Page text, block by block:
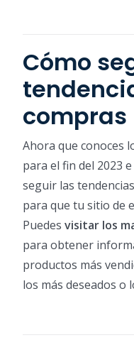
Cómo
compras
Ahora que conoces
para el fin del 2023
seguir las
para que tu sitio de
Puedes visitar los
para obtener
productos más
los más deseados o